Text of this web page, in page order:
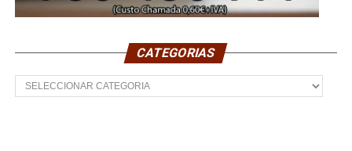
CATEGORIAS
Categorias